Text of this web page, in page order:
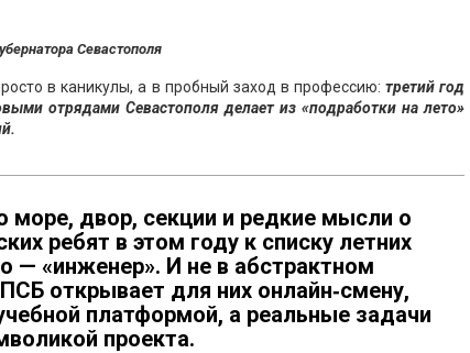
Севастополя
в каникулы, а в пробный заход в профессию:третий год
отрядами Севастополя делает из «подработки на лето»
двор, секции и редкие мысли о
ребят в этом году к списку летних
— «инженер». И не в абстрактном
открывает для них онлайн‑смену,
платформой, а реальные задачи
проекта.